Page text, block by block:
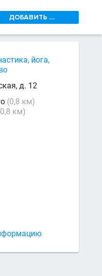
ДОБАВИТЬ ...
йога,
д. 12
(0,8 км)
км)